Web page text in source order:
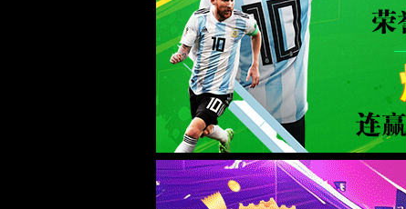
1.你的请求是黑客攻击
2.你的请求合法但触发了安全规则,请提交问题反馈